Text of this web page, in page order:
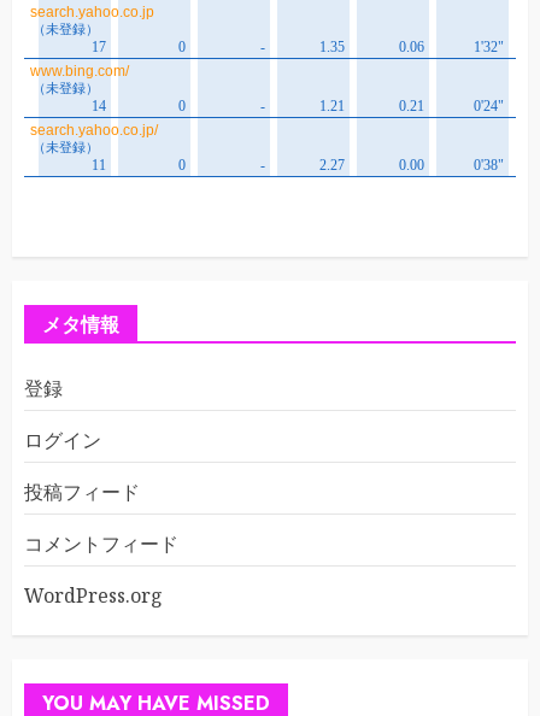
メタ情報
登録
ログイン
投稿フィード
コメントフィード
WordPress.org
YOU MAY HAVE MISSED